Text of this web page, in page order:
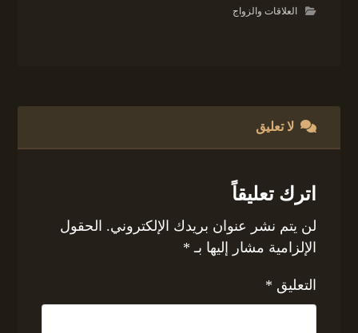
العلاقات والزواج
لا تعليق
اترك تعليقاً
لن يتم نشر عنوان بريدك الإلكتروني. الحقول
الإلزامية مشار إليها بـ *
التعليق *